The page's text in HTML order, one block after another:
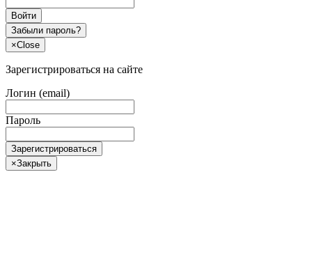
Войти
Забыли пароль?
×Close
Зарегистрироваться на сайте
Логин (email)
Пароль
Зарегистрироваться
×Закрыть